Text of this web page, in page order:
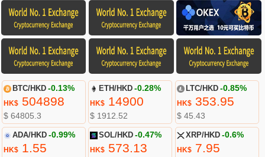
BTC/HKD -0.13%
HK$504898
$ 64805.3
ETH/HKD -0.28%
HK$ 14900
$ 1912.52
LTC/HKD -0.85%
HK$353.95
$ 45.43
ADA/HKD -0.99%
HK$1.55
SOL/HKD -0.47%
HK$ 573.13
XRP/HKD -0.6%
HK$7.95